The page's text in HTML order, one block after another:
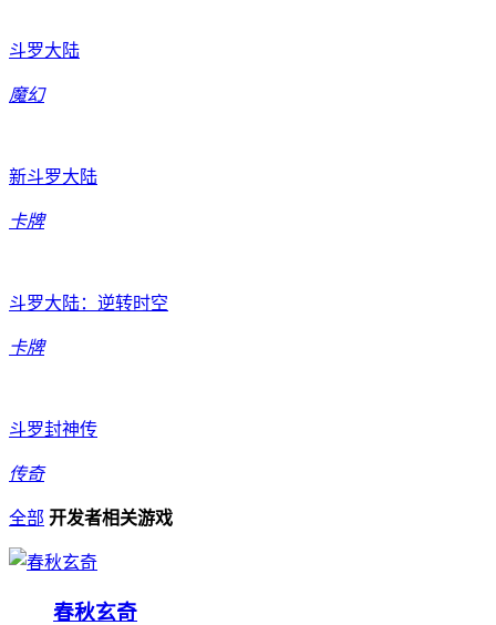
斗罗大陆
魔幻
新斗罗大陆
卡牌
斗罗大陆：逆转时空
卡牌
斗罗封神传
传奇
全部 开发者相关游戏
春秋玄奇